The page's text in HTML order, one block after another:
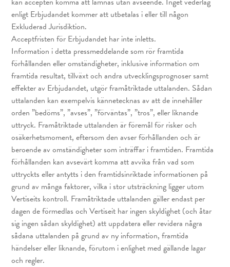
enligt Erbjudandet kommer att utbetalas i eller till någon
Exkluderad Jurisdiktion.
Acceptfristen för Erbjudandet har inte inletts.
Information i detta pressmeddelande som rör framtida
förhållanden eller omständigheter, inklusive information om
framtida resultat, tillväxt och andra utvecklingsprognoser samt
effekter av Erbjudandet, utgör framåtriktade uttalanden. Sådan
uttalanden kan exempelvis kännetecknas av att de innehåller
orden ”bedöms”, ”avses”, ”förväntas”, ”tros”, eller liknande
uttryck. Framåtriktade uttalanden är föremål för risker och
osäkerhetsmoment, eftersom den avser förhållanden och är
beroende av omständigheter som inträffar i framtiden. Framtida
förhållanden kan avsevärt komma att avvika från vad som
uttryckts eller antytts i den framtidsinriktade informationen på
grund av många faktorer, vilka i stor utsträckning ligger utom
Vertiseits kontroll. Framåtriktade uttalanden gäller endast per
dagen de förmedlas och Vertiseit har ingen skyldighet (och åtar
sig ingen sådan skyldighet) att uppdatera eller revidera några
sådana uttalanden på grund av ny information, framtida
händelser eller liknande, förutom i enlighet med gällande lagar
och regler.